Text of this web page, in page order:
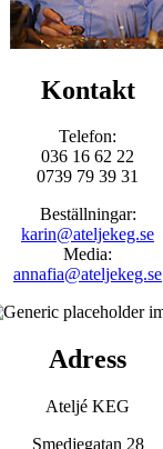
Kontakt
Telefon:
036 16 62 22
0739 79 39 31
Beställningar:
karin@ateljekeg.se
Media:
annafia@ateljekeg.se
Adress
Ateljé KEG
Smedjegatan 28